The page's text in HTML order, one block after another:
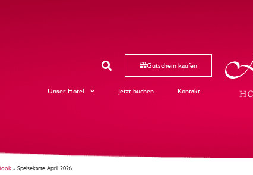
Gutschein kaufen
Unser Hotel Jetzt buchen Kontakt
» Speisekarte April 2026